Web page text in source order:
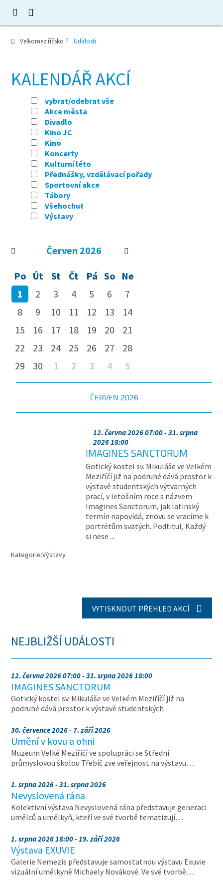
Velkomeziříčsko Události
KALENDÁŘ AKCÍ
vybrat/odebrat vše
Akce města
Divadlo
Kino JC
Kino
Koncerty
Kulturní léto
Přednášky, vzdělávací pořady
Sportovní akce
Tábory
Všehochuť
Výstavy
Červen 2026
Po Út St Čt Pá So Ne
1
2 3 4 5 6
7
8
9 10 11 12 13
14
15
16 17 18 19 20
21
22
23 24 25 26 27
28
29
30 1 2 3 4 5
ČERVEN 2026
12. června 2026 07:00 - 31. srpna
2026 18:00
IMAGINES SANCTORUM
Gotický kostel sv. Mikuláše ve Velkém
Meziříčí již na podruhé dává prostor k
výstavě studentských výtvarných
prací, v letošním roce s názvem
Imagines Sanctorum, jak latinský
termín napovídá, znovu se vracíme k
portrétům svatých. Podtitul, Každý
si nese ...
Kategorie:Výstavy
VYTISKNOUT PŘEHLED AKCÍ
NEJBLIŽŠÍ UDÁLOSTI
12. června 2026 07:00 - 31. srpna 2026 18:00
IMAGINES SANCTORUM
Gotický kostel sv. Mikuláše ve Velkém Meziříčí již na
podruhé dává prostor k výstavě studentských…
30. července 2026 - 7. září 2026
Umění v kovu a ohni
Muzeum Velké Meziříčí ve spolupráci se Střední
průmyslovou školou Třebíč zve veřejnost na výstavu…
1. srpna 2026 - 31. srpna 2026
Nevyslovená rána
Kolektivní výstava Nevyslovená rána představuje generaci
umělců a umělkyň, kteří ve své tvorbě tematizují…
1. srpna 2026 18:00 - 19. září 2026
Výstava EXUVIE
Galerie Nemezis představuje samostatnou výstavu Exuvie
vizuální umělkyně Michaely Novákové. Ve své tvorbě…